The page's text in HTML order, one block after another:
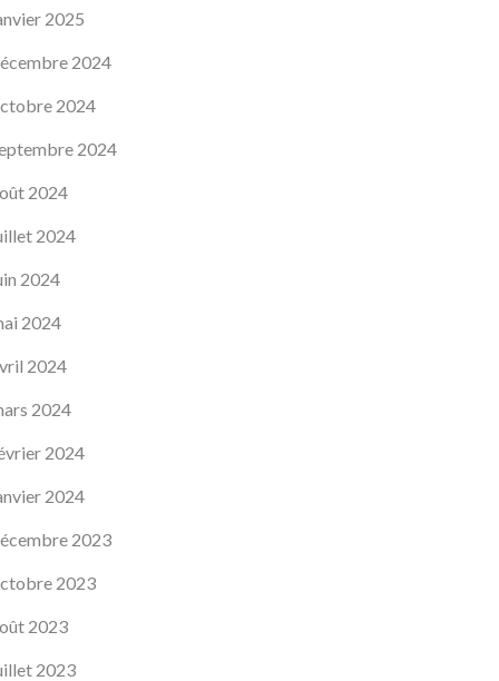
2025
2024
2024
2024
2024
2024
2024
2024
2024
2024
2024
2024
2023
2023
2023
2023